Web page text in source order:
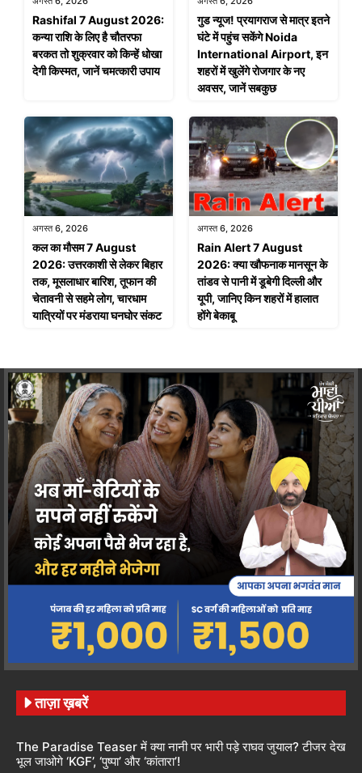
Rashifal 7 August 2026:
कन्या राशि के लिए है चौतरफा
बरकत तो शुक्रवार को किन्हें धोखा
देगी किस्मत, जानें चमत्कारी उपाय
गुड न्यूज! प्रयागराज से मात्र इतने
घंटे में पहुंच सकेंगे Noida
International Airport, इन
शहरों में खुलेंगे रोजगार के नए
अवसर, जानें सबकुछ
अगस्त 6, 2026
कल का मौसम 7 August
2026: उत्तरकाशी से लेकर बिहार
तक, मूसलाधार बारिश, तूफान की
चेतावनी से सहमे लोग, चारधाम
यात्रियों पर मंडराया घनघोर संकट
अगस्त 6, 2026
Rain Alert 7 August
2026: क्या खौफनाक मानसून के
तांडव से पानी में डूबेगी दिल्ली और
यूपी, जानिए किन शहरों में हालात
होंगे बेकाबू
ताज़ा ख़बरें
The Paradise Teaser में क्या नानी पर भारी पड़े राघव जुयाल? टीजर देख
भूल जाओगे ‘KGF’, ‘पुष्पा’ और ‘कांतारा’!